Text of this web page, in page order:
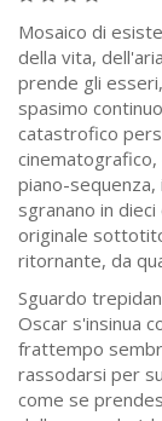
Mosaico di
della vita,
prende gli
spasimo
catastrofico
piano-sequenza, i
sgranano in
originale
ritornante, da
Sguardo
Oscar s'insinua
frattempo
rassodarsi per
come se